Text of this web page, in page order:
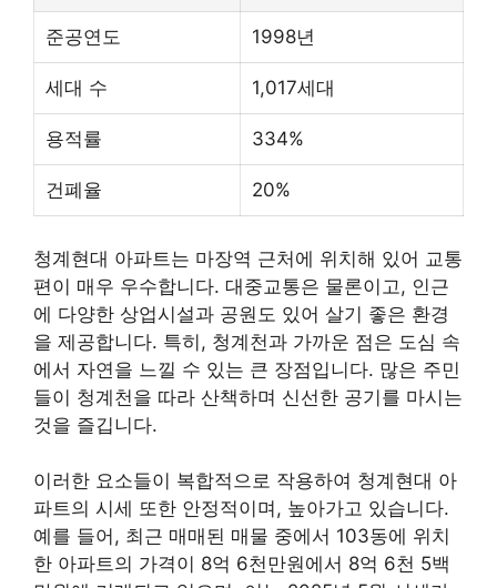
준공연도 1998년
세대 수 1,017세대
용적률 334%
건폐율 20%
청계현대 아파트는 마장역 근처에 위치해 있어 교통
편이 매우 우수합니다. 대중교통은 물론이고, 인근
에 다양한 상업시설과 공원도 있어 살기 좋은 환경
을 제공합니다. 특히, 청계천과 가까운 점은 도심 속
에서 자연을 느낄 수 있는 큰 장점입니다. 많은 주민
들이 청계천을 따라 산책하며 신선한 공기를 마시는
것을 즐깁니다.
이러한 요소들이 복합적으로 작용하여 청계현대 아
파트의 시세 또한 안정적이며, 높아가고 있습니다.
예를 들어, 최근 매매된 매물 중에서 103동에 위치
한 아파트의 가격이 8억 6천만원에서 8억 6천 5백